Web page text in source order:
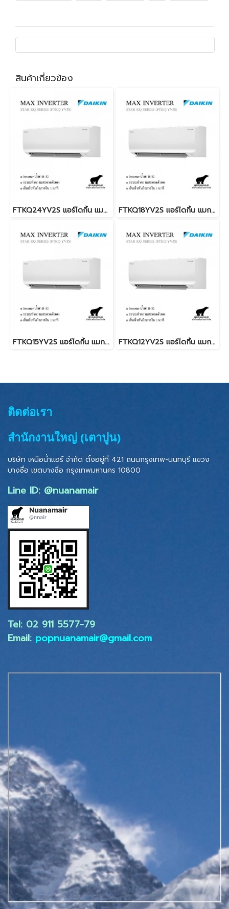
สินค้าเกี่ยวข้อง
FTKQ24YV2S แอร์ไดกิ้น แมกซ์ อินเวอร์เตอร์ น้ำยา R-32 20,500 BTU. DAIKIN MAX INVERTER STAR KQ SERIES พร้อมบริการติดตั้ง FTKQ18YV2S แอร์ไดกิ้น แมกซ์ อินเวอร์เตอร์ น้ำยา R-32 18,100 BTU. DAIKIN MAX INVERTER STAR KQ SERIES พร้อมบริการติดตั้ง
FTKQ15YV2S แอร์ไดกิ้น แมกซ์ อินเวอร์เตอร์ น้ำยา R-32 15,000 BTU. DAIKIN MAX INVERTER STAR KQ SERIES พร้อมบริการติดตั้ง FTKQ12YV2S แอร์ไดกิ้น แมกซ์ อินเวอร์เตอร์ น้ำยา R-32 12,300 BTU. DAIKIN MAX INVERTER STAR KQ SERIES พร้อมบริการติดตั้ง
ติดต่อเรา
สำนักงานใหญ่ (เตาปูน)
บริษัท เหนือน้ำแอร์ จำกัด ตั้งอยู่ที่ 421 ถนนกรุงเทพ-นนทบุรี แขวง
บางซื่อ เขตบางซื่อ กรุงเทพมหานคร 10800
Line ID: @nuanamair
Tel: 02 ​911 5577-79
Email: popnuanamair@gmail.com